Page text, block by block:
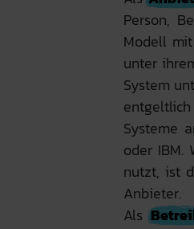
Person,
Modell
unter
System
Systeme
oder IBM.
nutzt, ist
Anbieter.
Als